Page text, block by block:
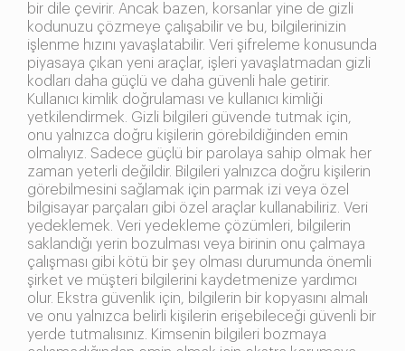
bir dile çevirir. Ancak bazen, korsanlar yine de gizli
kodunuzu çözmeye çalışabilir ve bu, bilgilerinizin
işlenme hızını yavaşlatabilir. Veri şifreleme konusunda
piyasaya çıkan yeni araçlar, işleri yavaşlatmadan gizli
kodları daha güçlü ve daha güvenli hale getirir.
Kullanıcı kimlik doğrulaması ve kullanıcı kimliği
yetkilendirmek. Gizli bilgileri güvende tutmak için,
onu yalnızca doğru kişilerin görebildiğinden emin
olmalıyız. Sadece güçlü bir parolaya sahip olmak her
zaman yeterli değildir. Bilgileri yalnızca doğru kişilerin
görebilmesini sağlamak için parmak izi veya özel
bilgisayar parçaları gibi özel araçlar kullanabiliriz. Veri
yedeklemek. Veri yedekleme çözümleri, bilgilerin
saklandığı yerin bozulması veya birinin onu çalmaya
çalışması gibi kötü bir şey olması durumunda önemli
şirket ve müşteri bilgilerini kaydetmenize yardımcı
olur. Ekstra güvenlik için, bilgilerin bir kopyasını almalı
ve onu yalnızca belirli kişilerin erişebileceği güvenli bir
yerde tutmalısınız. Kimsenin bilgileri bozmaya